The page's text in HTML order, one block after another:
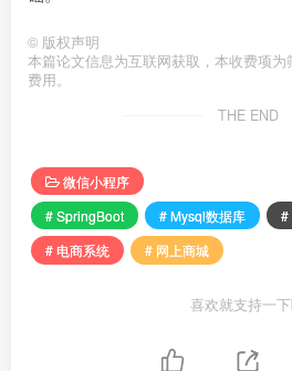
© 版权声明
本篇论文信息为互联网获取，本收费项
费用。
THE END
微信小程序
# SpringBoot
# Mysql数据库
#
# 电商系统
# 网上商城
喜欢就支持一